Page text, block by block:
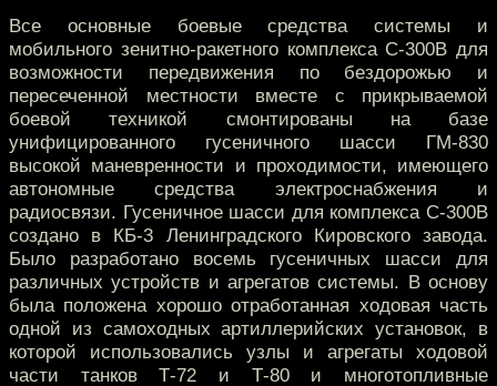
Все основные боевые средства системы и
мобильного зенитно-ракетного комплекса С-300В для
возможности передвижения по бездорожью и
пересеченной местности вместе с прикрываемой
боевой техникой смонтированы на базе
унифицированного гусеничного шасси ГМ-830
высокой маневренности и проходимости, имеющего
автономные средства электроснабжения и
радиосвязи. Гусеничное шасси для комплекса С-300В
создано в КБ-3 Ленинградского Кировского завода.
Было разработано восемь гусеничных шасси для
различных устройств и агрегатов системы. В основу
была положена хорошо отработанная ходовая часть
одной из самоходных артиллерийских установок, в
которой использовались узлы и агрегаты ходовой
части танков Т-72 и Т-80 и многотопливные